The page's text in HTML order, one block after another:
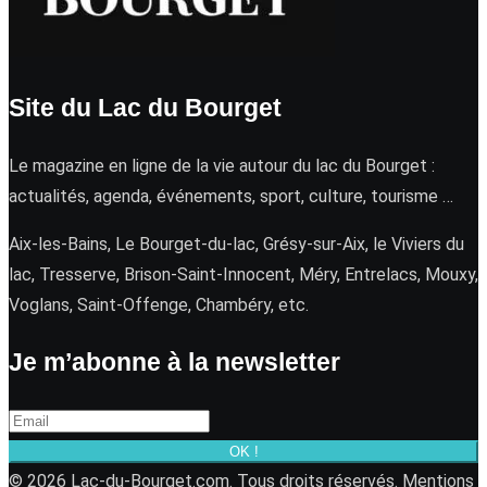
Site du Lac du Bourget
Le magazine en ligne de la vie autour du lac du Bourget :
actualités, agenda, événements, sport, culture, tourisme …
Aix-les-Bains, Le Bourget-du-lac, Grésy-sur-Aix, le Viviers du
lac, Tresserve, Brison-Saint-Innocent, Méry, Entrelacs, Mouxy,
Voglans, Saint-Offenge, Chambéry, etc.
Je m’abonne à la newsletter
OK !
© 2026 Lac-du-Bourget.com. Tous droits réservés. Mentions